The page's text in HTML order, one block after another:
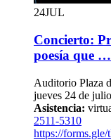
24JUL
Concierto:
poesía que …
Auditorio Plaza
jueves 24 de
Asistencia:
2511-5310
https://